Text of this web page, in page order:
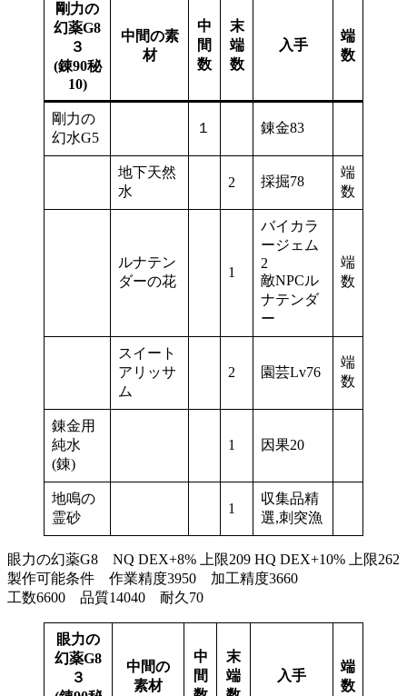
剛力の
幻薬G8
３
(錬90秘
10)
中間の素
材
中
間
数
末
端
数
入手
端
数
剛力の
幻水G5
１ 錬金83
地下天然
水
2 採掘78
端
数
ルナテン
ダーの花
1
バイカラ
ージェム
2
敵NPCル
ナテンダ
ー
端
数
スイート
アリッサ
ム
2 園芸Lv76
端
数
錬金用
純水
(錬)
1 因果20
地鳴の
霊砂
1
収集品精
選,刺突漁
眼力の幻薬G8 NQ DEX+8% 上限209 HQ DEX+10% 上限262
製作可能条件 作業精度3950 加工精度3660
工数6600 品質14040 耐久70
眼力の
幻薬G8
３
中間の
素材
中
間
末
端
入手
端
数